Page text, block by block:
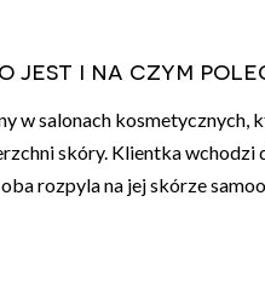
jest i na czym
w salonach kosmetycznych,
skóry. Klientka wchodzi
rozpyla na jej skórze